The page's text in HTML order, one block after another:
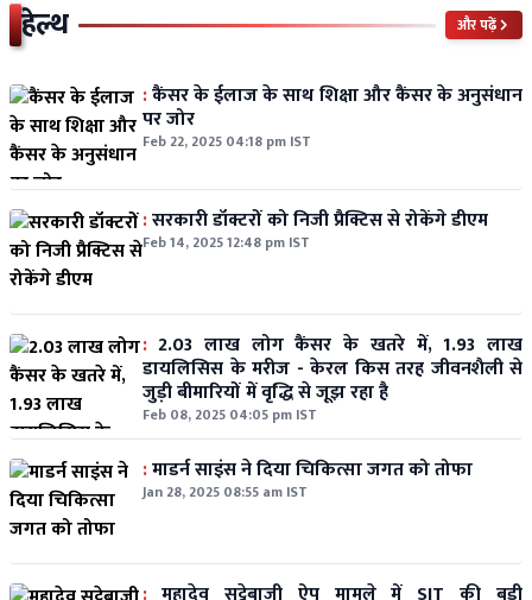
हेल्थ और पढ़ें
:कैंसर के ईलाज के साथ शिक्षा और कैंसर के अनुसंधान
पर जोर
Feb 22, 2025 04:18 pm IST
:सरकारी डॉक्टरों को निजी प्रैक्टिस से रोकेंगे डीएम
Feb 14, 2025 12:48 pm IST
: 2.03 लाख लोग कैंसर के खतरे में, 1.93 लाख
डायलिसिस के मरीज - केरल किस तरह जीवनशैली से
जुड़ी बीमारियों में वृद्धि से जूझ रहा है
Feb 08, 2025 04:05 pm IST
:माडर्न साइंस ने दिया चिकित्सा जगत को तोफा
Jan 28, 2025 08:55 am IST